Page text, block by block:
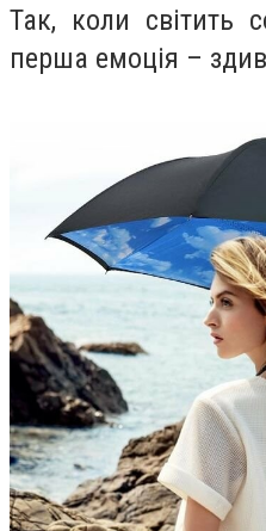
Так, коли світить
перша емоція –